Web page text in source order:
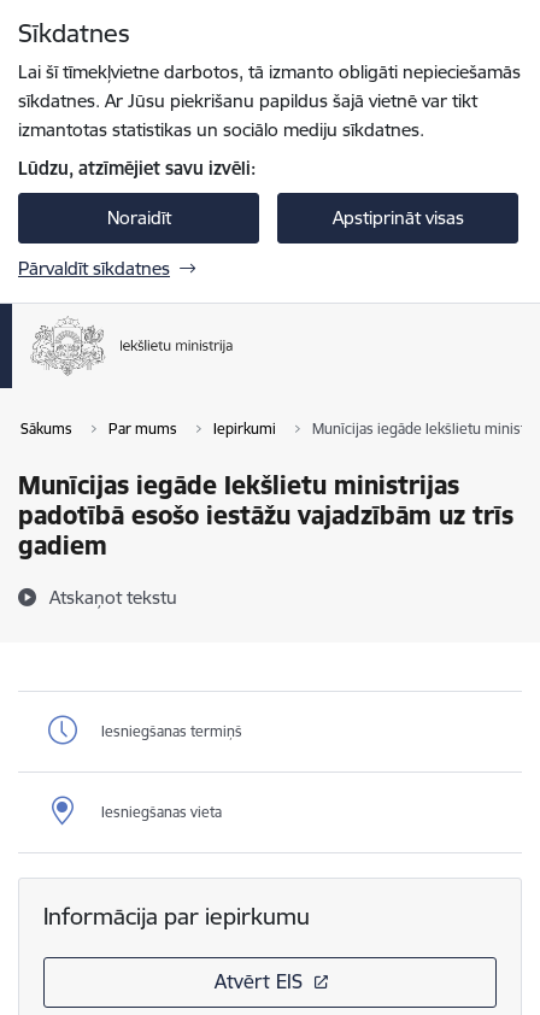
Sīkdatnes
Lai šī tīmekļvietne darbotos, tā izmanto obligāti nepieciešamās
sīkdatnes. Ar Jūsu piekrišanu papildus šajā vietnē var tikt
izmantotas statistikas un sociālo mediju sīkdatnes.
Lūdzu, atzīmējiet savu izvēli:
Noraidīt Apstiprināt visas
Pārvaldīt sīkdatnes
Sākums Par mums Iepirkumi Munīcijas iegāde Iekšlietu
Munīcijas iegāde Iekšlietu ministrijas
padotībā esošo iestāžu vajadzībām uz trīs
gadiem
Atskaņot tekstu
Iesniegšanas termiņš
Iesniegšanas vieta
Informācija par iepirkumu
Atvērt EIS